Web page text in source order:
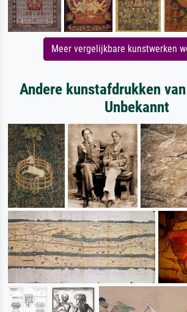
Meer vergelijkbare kunstwerken
Andere kunstafdrukken
Unbekannt